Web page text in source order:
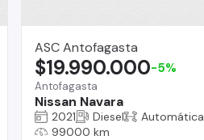
ASC Antofagasta
Antofagasta
Nissan Navara
$19.990.000-5%
2021 Diesel
Automática
99000 km